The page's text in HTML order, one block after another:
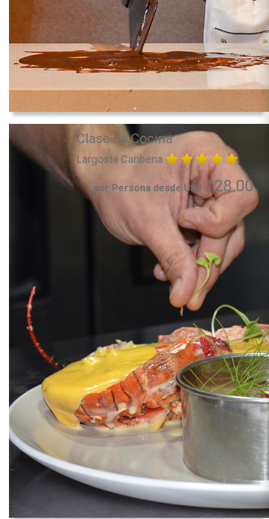
Clase de Cocina
Largosta Caribena
por Persona desde US$ 128.00